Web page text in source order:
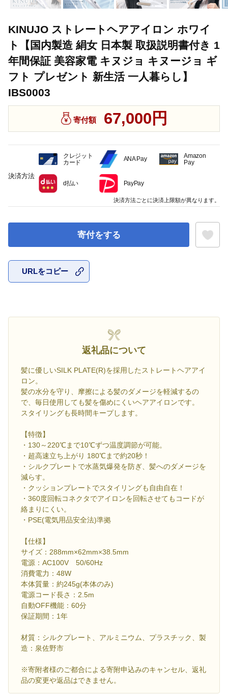
KINUJO ストレートヘアアイロン ホワイ
ト【国内製造 絹女 日本製 取扱説明書付き 1
年間保証 美容家電 キヌジョ キヌージョ ギ
フト プレゼント 新生活 一人暮らし】
IBS0003
寄付額 67,000円
寄付をする
URLをコピー
返礼品について
髪に優しいSILK PLATE(R)を採用したストレートヘアアイ
ロン。
髪の水分を守り、摩擦による髪のダメージを軽減するの
で、毎日使用しても髪を傷めにくいヘアアイロンです。
スタイリングも長時間キープします。
【特徴】
・130～220℃まで10℃ずつ温度調節が可能。
・超高速立ち上がり 180℃まで約20秒！
・シルクプレートで水蒸気爆発を防ぎ、髪へのダメージを
減らす。
・クッションプレートでスタイリングも自由自在！
・360度回転コネクタでアイロンを回転させてもコードが
絡まりにくい。
・PSE(電気用品安全法)準拠
【仕様】
サイズ：288mm×62mm×38.5mm
電源：AC100V 50/60Hz
消費電力：48W
本体質量：約245g(本体のみ)
電源コード長さ：2.5m
自動OFF機能：60分
保証期間：1年
材質：シルクプレート、アルミニウム、プラスチック、製
造：泉佐野市
※寄附者様のご都合による寄附申込みのキャンセル、返礼
品の変更や返品はできません。
決済方法
クレジット
カード
ANA Pay
Amazon
Pay
d払い PayPay
決済方法ごとに決済上限額が異なります。